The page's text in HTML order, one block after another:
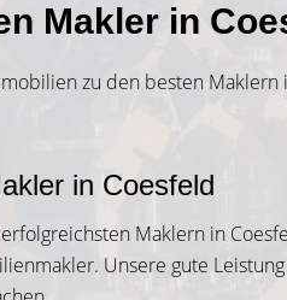
Makler in
zu den besten Maklern
in Coesfeld
Maklern in
Unsere gute